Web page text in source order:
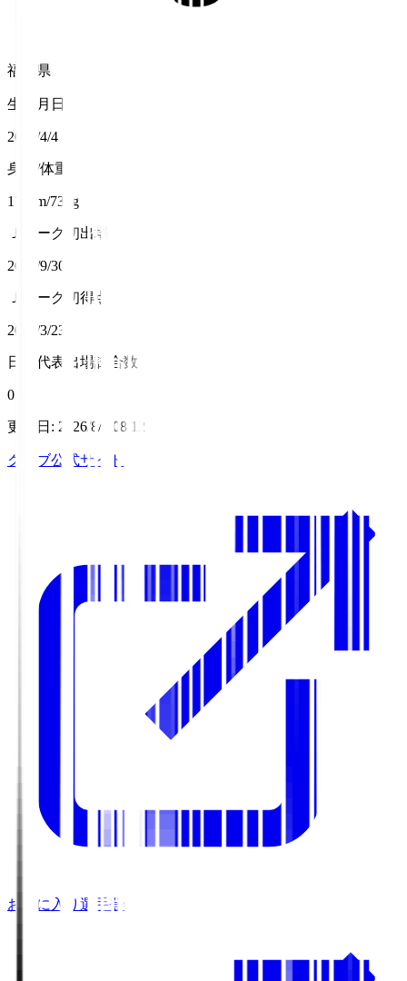
福岡県
生年月日
2002/4/4
身長/体重
178cm/73kg
Ｊリーグ初出場
2023/9/30
Ｊリーグ初得点
2025/3/23
日本代表出場試合数
0
更新日 : 2026/8/7 08:12
クラブ公式サイト
お気に入り選手登録